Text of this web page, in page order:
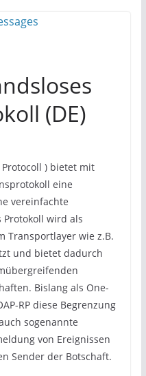
(DE)
Protocoll ) bietet mit
eine
vereinfachte
Protokoll wird als
Transportlayer wie z.B.
und bietet dadurch
Bislang als One-
RP diese Begrenzung
sogenannte
von Ereignissen
Sender der Botschaft.